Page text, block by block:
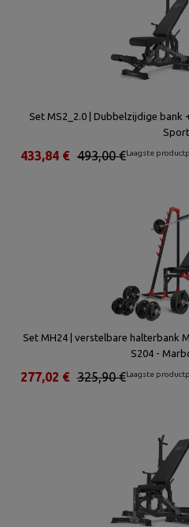
Set MS2_2.0 | Dubbelzijdige bank
Sport
Laagste
493,00 €
433,84 €
Set MH24 | verstelbare halterbank
S204 -
Laagste
325,90 €
277,02 €